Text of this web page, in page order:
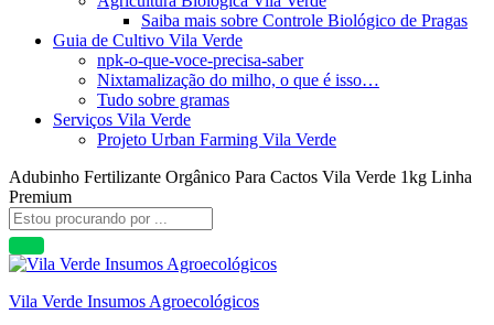
Saiba mais sobre Controle Biológico de Pragas
Guia de Cultivo Vila Verde
npk-o-que-voce-precisa-saber
Nixtamalização do milho, o que é isso…
Tudo sobre gramas
Serviços Vila Verde
Projeto Urban Farming Vila Verde
Adubinho Fertilizante Orgânico Para Cactos Vila Verde 1kg Linha
Premium
Vila Verde Insumos Agroecológicos